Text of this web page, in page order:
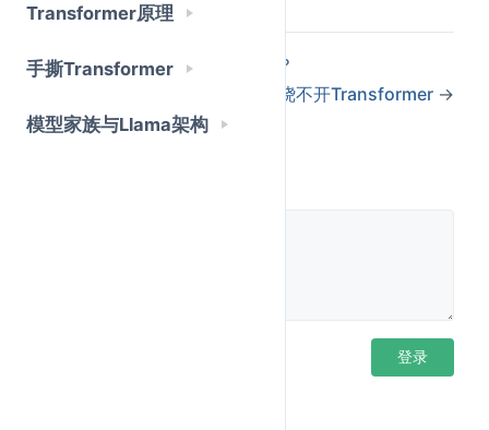
Transformer原理
手撕Transformer
模型家族与Llama架构
务量上来，你会发现自己根本绕不开部署层的问题：
为什么高峰期响应特别慢，用户反馈体验差？
为什么同样的请求，有时候 2 秒返回，有时候要
20 秒？
懂这一层在说什么，才能和基础设施团队对话，才能在
←云API、托管推理还是自部署？
为什么都绕不开Transformer →
登录